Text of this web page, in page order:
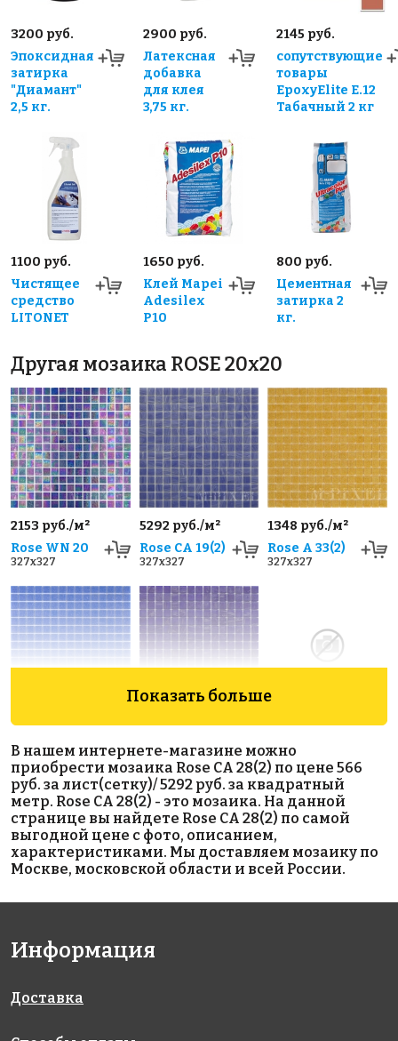
3200 руб.
Эпоксидная
затирка
"Диамант"
2,5 кг.
2900 руб.
Латексная
добавка
для клея
3,75 кг.
2145 руб.
сопутствующие
товары
EpoxyElite E.12
Табачный 2 кг
1100 руб.
Чистящее
средство
LITONET
1650 руб.
Клей Mapei
Adesilex
P10
800 руб.
Цементная
затирка 2
кг.
Другая мозаика ROSE 20x20
2153 руб./м²
Rose WN 20
327x327
5292 руб./м²
Rose CA 19(2)
327x327
1348 руб./м²
Rose A 33(2)
327x327
1471 руб./м²
Rose A 151
327x327
5292 руб./м²
Rose CA
120(2)
327x327
5292 руб./м²
Rose CA 52
327x327
2153 руб./м²
Rose WN 17
Rose CA
Показать больше
В нашем интернете-магазине можно
приобрести мозаика Rose CA 28(2) по цене 566
руб. за лист(сетку)/ 5292 руб. за квадратный
метр. Rose CA 28(2) - это мозаика. На данной
странице вы найдете Rose CA 28(2) по самой
выгодной цене с фото, описанием,
характеристиками. Мы доставляем мозаику по
Москве, московской области и всей России.
Информация
Доставка